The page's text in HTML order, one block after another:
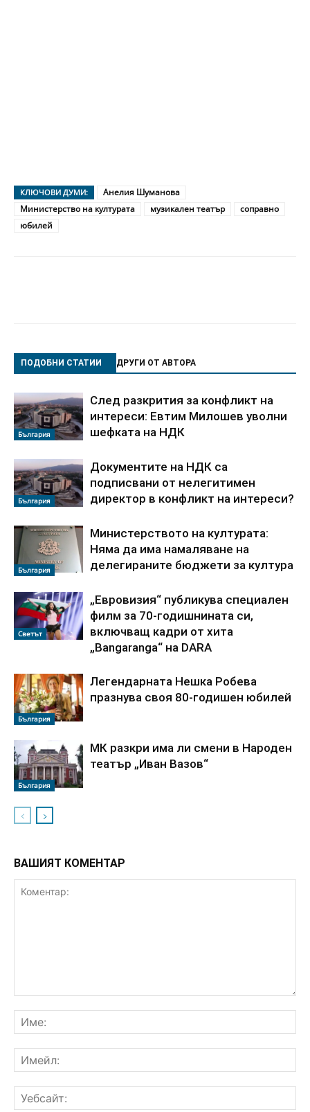
КЛЮЧОВИ ДУМИ:
Анелия Шуманова
Министерство на културата
музикален театър
соправно
юбилей
ПОДОБНИ СТАТИИ ДРУГИ ОТ АВТОРА
България
След разкрития за конфликт на
интереси: Евтим Милошев уволни
шефката на НДК
България
Документите на НДК са
подписвани от нелегитимен
директор в конфликт на интереси?
България
Министерството на културата:
Няма да има намаляване на
делегираните бюджети за култура
Светът
„Евровизия“ публикува специален
филм за 70-годишнината си,
включващ кадри от хита
„Bangaranga“ на DARA
България
Легендарната Нешка Робева
празнува своя 80-годишен юбилей
България
МК разкри има ли смени в Народен
театър „Иван Вазов“
ВАШИЯТ КОМЕНТАР